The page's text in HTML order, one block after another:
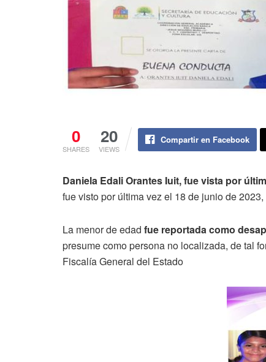
0
SHARES
20
VIEWS
Compartir en Facebook
Daniela Edali Orantes Iuit, fue vista por
fue visto por última vez el 18 de junio de
La menor de edad fue reportada como
presume como persona no localizada, de tal
Fiscalía General del Estado